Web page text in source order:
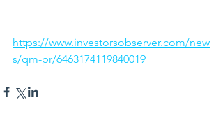
https://www.investorsobserver.com/new
s/qm-pr/6463174119840019